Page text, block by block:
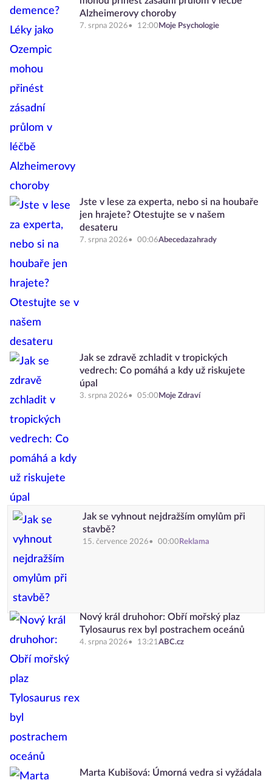
Alzheimerovy choroby
7. srpna 2026 12:00 Moje Psychologie
Jste v lese za experta, nebo si na houbaře
jen hrajete? Otestujte se v našem
desateru
7. srpna 2026 00:06Abecedazahrady
Jak se zdravě zchladit v tropických
vedrech: Co pomáhá a kdy už riskujete
úpal
3. srpna 2026 05:00 Moje Zdraví
Jak se vyhnout nejdražším omylům při
stavbě?
15. července 2026 00:00 Reklama
Nový král druhohor: Obří mořský plaz
Tylosaurus rex byl postrachem oceánů
4. srpna 2026 13:21ABC.cz
Marta Kubišová: Úmorná vedra si vyžádala